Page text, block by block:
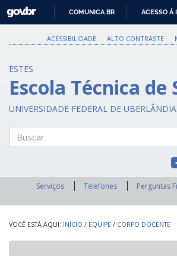
PARA
O
GOVBR
COMUNICA BR ACESSO À
ACESSIBILIDADE ALTO CONTRASTE
ESTES
Escola Técnica de
UNIVERSIDADE FEDERAL DE UBERLÂNDIA
Serviços Telefones Perguntas
INÍCIO / EQUIPE / CORPO DOCENTE